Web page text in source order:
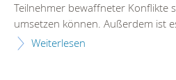
Teilnehmer bewaffneter Konflikte
umsetzen können. Außerdem ist
Weiterlesen